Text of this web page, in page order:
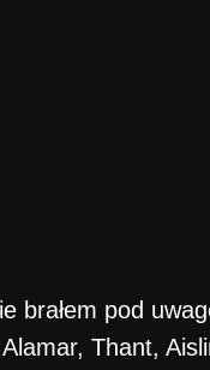
brałem pod
Thant,